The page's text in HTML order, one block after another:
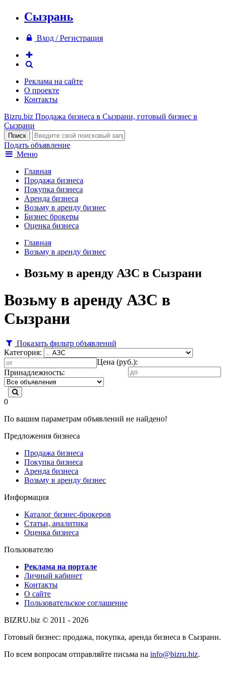
Сызрань
Вход / Регистрация
Реклама на сайте
О проекте
Контакты
Bizru.biz Продажа бизнеса в Сызрани, готовый бизнес в
Сызрани
Подать объявление
Меню
Главная
Продажа бизнеса
Покупка бизнеса
Аренда бизнеса
Возьму в аренду бизнес
Бизнес брокеры
Оценка бизнеса
Главная
Возьму в аренду бизнес
Возьму в аренду АЗС в Сызрани
Возьму в аренду АЗС в
Сызрани
Показать фильтр объявлений
Категория:
Цена (руб.):
Принадлежность:
0
По вашим параметрам объявлений не найдено!
Предложения бизнеса
Продажа бизнеса
Покупка бизнеса
Аренда бизнеса
Возьму в аренду бизнес
Информация
Каталог бизнес-брокеров
Статьи, аналитика
Оценка бизнеса
Пользователю
Реклама на портале
Личный кабинет
Контакты
О сайте
Пользовательское соглашение
BIZRU.biz © 2011 - 2026
Готовый бизнес: продажа, покупка, аренда бизнеса в Сызрани.
По всем вопросам отправляйте письма на info@bizru.biz.